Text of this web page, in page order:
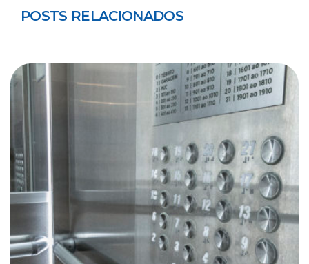
POSTS RELACIONADOS